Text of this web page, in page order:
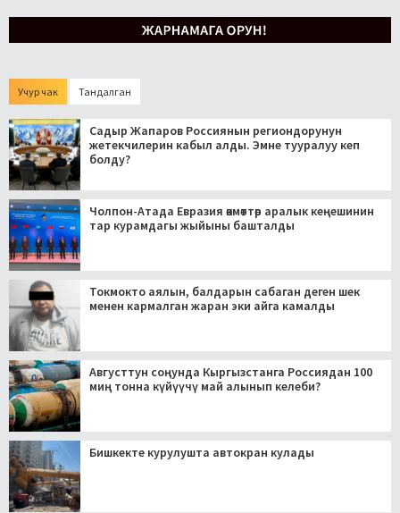
Учур чак Тандалган
Садыр Жапаров Россиянын региондорунун
жетекчилерин кабыл алды. Эмне тууралуу кеп
болду?
Чолпон-Атада Евразия өкмөттөр аралык кеңешинин
тар курамдагы жыйыны башталды
Токмокто аялын, балдарын сабаган деген шек
менен кармалган жаран эки айга камалды
Августтун соңунда Кыргызстанга Россиядан 100
миң тонна күйүүчү май алынып келеби?
Бишкекте курулушта автокран кулады